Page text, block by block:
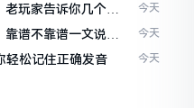
玩家告诉你几个实
今天
谱不靠谱一文说清
今天
轻松记住正确发音 今天